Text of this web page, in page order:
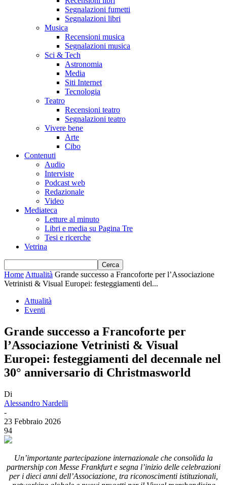
Segnalazioni fumetti
Segnalazioni libri
Musica
Recensioni musica
Segnalazioni musica
Sci & Tech
Astronomia
Media
Siti Internet
Tecnologia
Teatro
Recensioni teatro
Segnalazioni teatro
Vivere bene
Arte
Cibo
Contenuti
Audio
Interviste
Podcast web
Redazionale
Video
Mediateca
Letture al minuto
Libri e media su Pagina Tre
Tesi e ricerche
Vetrina
Home Attualità Grande successo a Francoforte per l’Associazione
Vetrinisti & Visual Europei: festeggiamenti del...
Attualità
Eventi
Grande successo a Francoforte per
l’Associazione Vetrinisti & Visual
Europei: festeggiamenti del decennale nel
30° anniversario di Christmasworld
Di
Alessandro Nardelli
-
23 Febbraio 2026
94
Un’importante partecipazione internazionale che consolida la
partnership con Messe Frankfurt e segna l’inizio delle celebrazioni
per i dieci anni dell’Associazione, tra riconoscimenti istituzionali,